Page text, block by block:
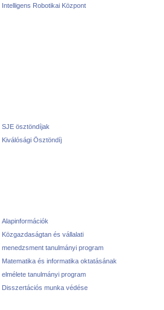
Intelligens Robotikai Központ
SJE ösztöndíjak
Kiválósági Ösztöndíj
Alapinformációk
Közgazdaságtan és vállalati
menedzsment tanulmányi program
Matematika és informatika oktatásának
elmélete tanulmányi program
Disszertációs munka védése